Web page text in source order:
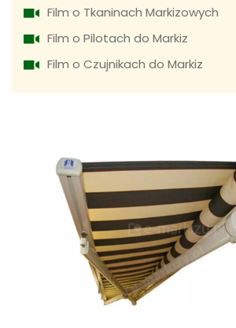
Film o Tkaninach Markizowych
Film o Pilotach do Markiz
Film o Czujnikach do Markiz